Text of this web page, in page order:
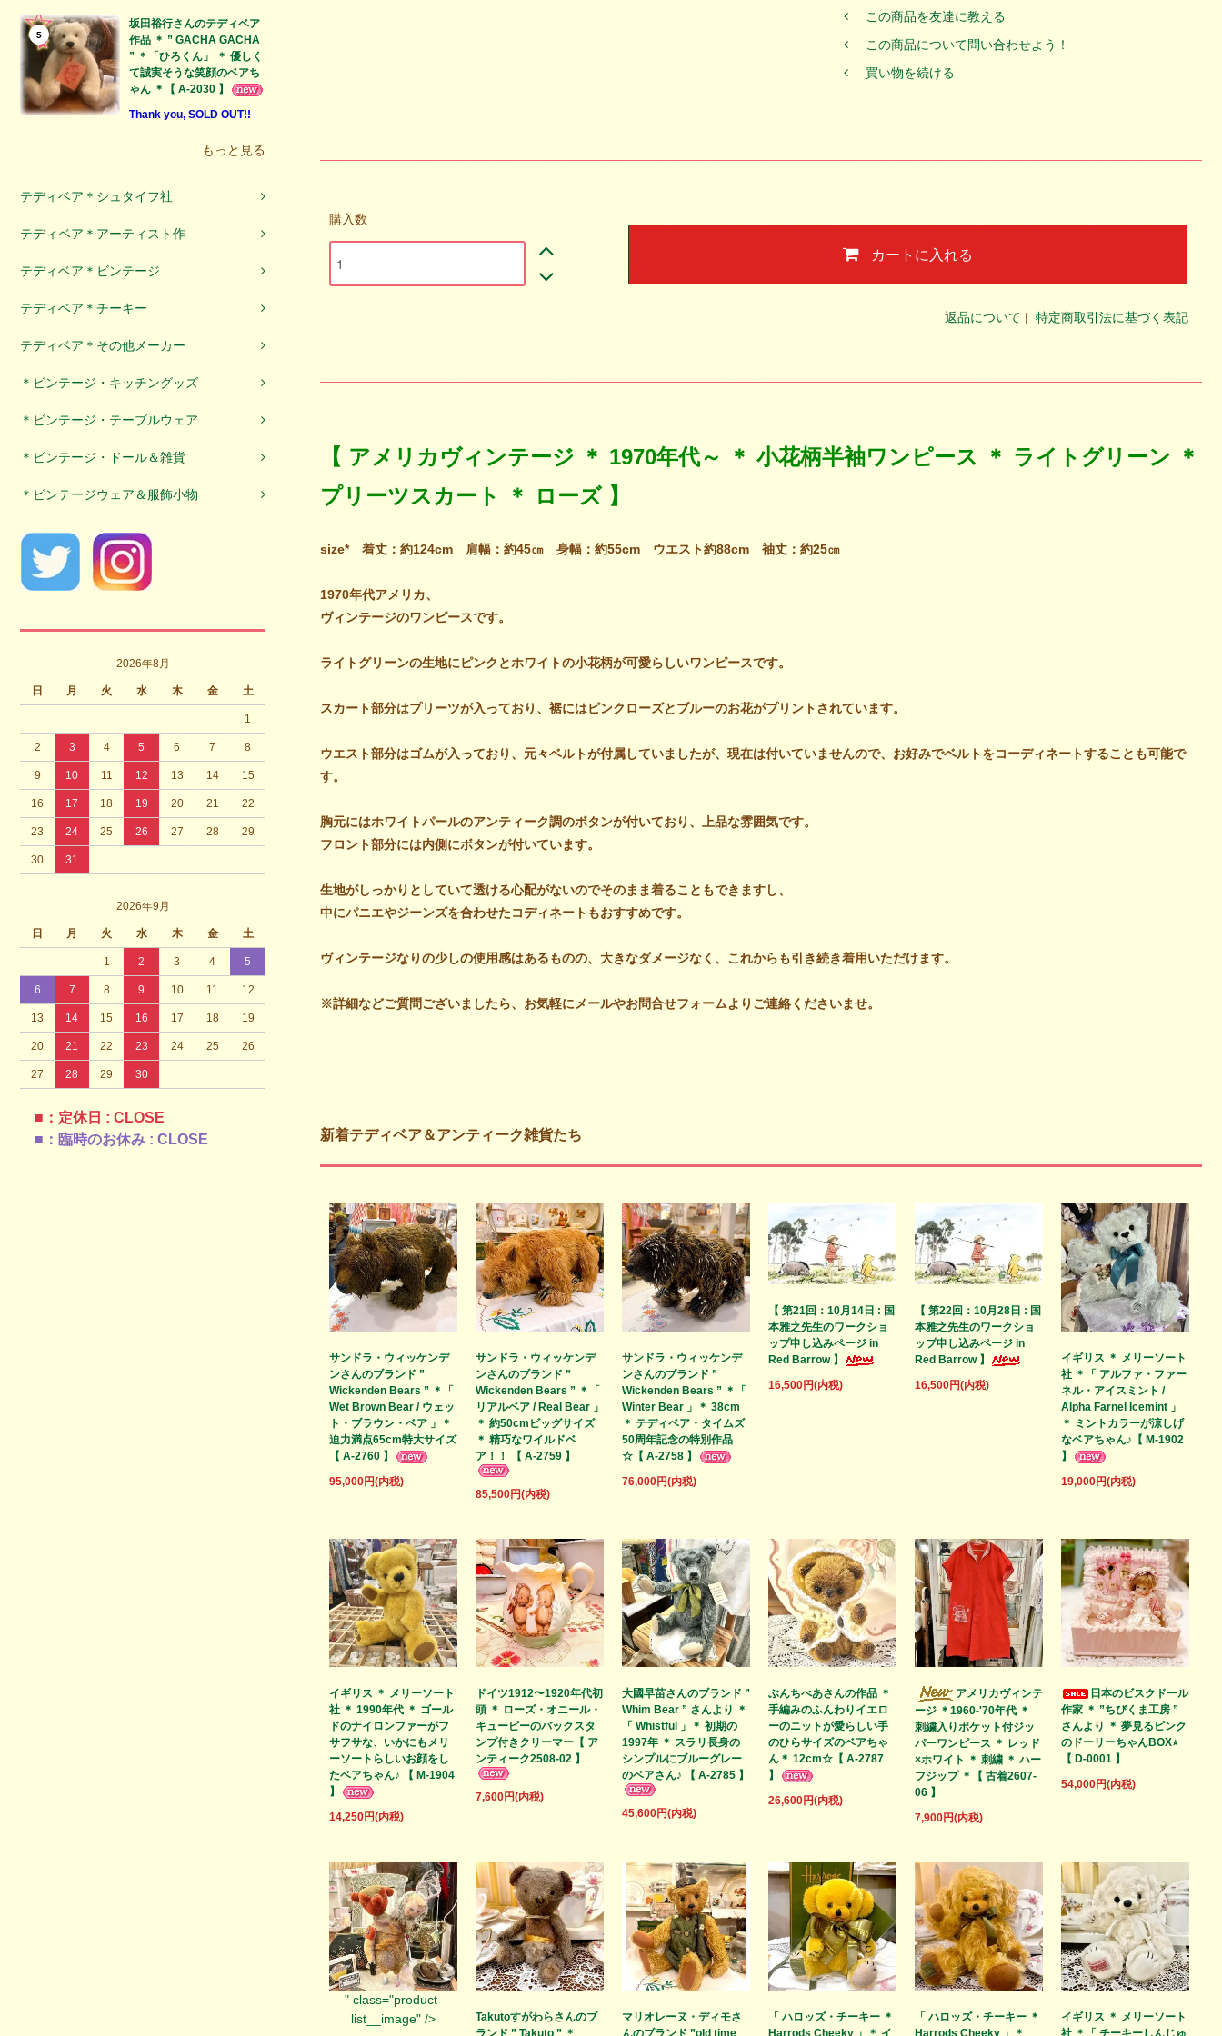
5
坂田裕行さんのテディベア
作品 ＊ ” GACHA GACHA
” ＊「ひろくん」 ＊ 優しく
て誠実そうな笑顔のベアち
ゃん ＊【 A-2030 】
Thank you, SOLD OUT!!
もっと見る
テディベア＊シュタイフ社
テディベア＊アーティスト作
テディベア＊ビンテージ
テディベア＊チーキー
テディベア＊その他メーカー
＊ビンテージ・キッチングッズ
＊ビンテージ・テーブルウェア
＊ビンテージ・ドール＆雑貨
＊ビンテージウェア＆服飾小物
2026年8月
日 月 火 水 木 金 土
1
2 3 4 5 6 7 8
9 10 11 12 13 14 15
16 17 18 19 20 21 22
23 24 25 26 27 28 29
30 31
2026年9月
日 月 火 水 木 金 土
1 2 3 4 5
6 7 8 9 10 11 12
13 14 15 16 17 18 19
20 21 22 23 24 25 26
27 28 29 30
■：定休日 : CLOSE
■：臨時のお休み : CLOSE
この商品を友達に教える
この商品について問い合わせよう！
買い物を続ける
購入数
カートに入れる
返品について | 特定商取引法に基づく表記
【 アメリカヴィンテージ ＊ 1970年代～ ＊ 小花柄半袖ワンピース ＊ ライトグリーン ＊
プリーツスカート ＊ ローズ 】
size* 着丈：約124cm 肩幅：約45㎝ 身幅：約55cm ウエスト約88cm 袖丈：約25㎝
1970年代アメリカ、
ヴィンテージのワンピースです。
ライトグリーンの生地にピンクとホワイトの小花柄が可愛らしいワンピースです。
スカート部分はプリーツが入っており、裾にはピンクローズとブルーのお花がプリントされています。
ウエスト部分はゴムが入っており、元々ベルトが付属していましたが、現在は付いていませんので、お好みでベルトをコーディネートすることも可能で
す。
胸元にはホワイトパールのアンティーク調のボタンが付いており、上品な雰囲気です。
フロント部分には内側にボタンが付いています。
生地がしっかりとしていて透ける心配がないのでそのまま着ることもできますし、
中にパニエやジーンズを合わせたコディネートもおすすめです。
ヴィンテージなりの少しの使用感はあるものの、大きなダメージなく、これからも引き続き着用いただけます。
※詳細などご質問ございましたら、お気軽にメールやお問合せフォームよりご連絡くださいませ。
新着テディベア＆アンティーク雑貨たち
サンドラ・ウィッケンデ
ンさんのブランド ”
Wickenden Bears ” ＊「
Wet Brown Bear / ウェッ
ト・ブラウン・ベア 」＊
迫力満点65cm特大サイズ
【 A-2760 】
95,000円(内税)
サンドラ・ウィッケンデ
ンさんのブランド ”
Wickenden Bears ” ＊「
リアルベア / Real Bear 」
＊ 約50cmビッグサイズ
＊ 精巧なワイルドベ
ア！！ 【 A-2759 】
85,500円(内税)
サンドラ・ウィッケンデ
ンさんのブランド ”
Wickenden Bears ” ＊「
Winter Bear 」＊ 38cm
＊ テディベア・タイムズ
50周年記念の特別作品
☆【 A-2758 】
76,000円(内税)
【 第21回：10月14日 : 国
本雅之先生のワークショ
ップ申し込みページ in
Red Barrow 】
16,500円(内税)
【 第22回：10月28日 : 国
本雅之先生のワークショ
ップ申し込みページ in
Red Barrow 】
16,500円(内税)
イギリス ＊ メリーソート
社 ＊「 アルファ・ファー
ネル・アイスミント /
Alpha Farnel Icemint 」
＊ ミントカラーが涼しげ
なベアちゃん♪【 M-1902
】
19,000円(内税)
イギリス ＊ メリーソート
社 ＊ 1990年代 ＊ ゴール
ドのナイロンファーがフ
サフサな、いかにもメリ
ーソートらしいお顔をし
たベアちゃん♪ 【 M-1904
】
14,250円(内税)
ドイツ1912〜1920年代初
頭 ＊ ローズ・オニール・
キューピーのバックスタ
ンプ付きクリーマー【 ア
ンティーク2508-02 】
7,600円(内税)
大國早苗さんのブランド ”
Whim Bear ” さんより ＊
「 Whistful 」＊ 初期の
1997年 ＊ スラリ長身の
シンプルにブルーグレー
のベアさん♪ 【 A-2785 】
45,600円(内税)
ぶんちべあさんの作品 ＊
手編みのふんわりイエロ
ーのニットが愛らしい手
のひらサイズのベアちゃ
ん＊ 12cm☆【 A-2787
】
26,600円(内税)
アメリカヴィンテ
ージ ＊1960-'70年代 ＊
刺繍入りポケット付ジッ
パーワンピース ＊ レッド
×ホワイト ＊ 刺繍 ＊ ハー
フジップ ＊【 古着2607-
06 】
7,900円(内税)
日本のビスクドール
作家 ＊ ”ちびくま工房 ”
さんより ＊ 夢見るピンク
のドーリーちゃんBOX⭐︎
【 D-0001 】
54,000円(内税)
" class="product-
list__image" />
Takutoすがわらさんのブ
ランド ” Takuto ” ＊
マリオレーヌ・ディモさ
んのブランド ”old time
「 ハロッズ・チーキー ＊
Harrods Cheeky 」＊ イ
「 ハロッズ・チーキー ＊
Harrods Cheeky 」＊
イギリス ＊ メリーソート
社 ＊「 チーキーしんじゅ